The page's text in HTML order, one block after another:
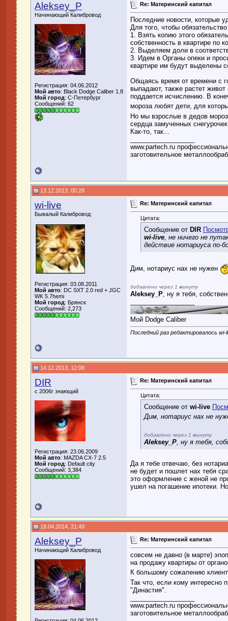
Aleksey_P
Начинающий Калибровод
Регистрация: 04.06.2012
Мой авто: Black Dodge Caliber 1.8
Мой город: C-Петербург
Сообщений: 62
Re: Материнский капитал
Последние новости, которые
Для того, чтобы
1. Взять копию этого
собственность в квартире по
2. Выделяем доли в
3. Идем в Органы опеки и
квартире им будут выделены
Общаясь время от времени с
выпадают, также растет
поддается исчислению. В
мороза любят дети, для
Но мы взрослые в дедов
сердца замученных
Как-то, так...
www.partech.ru
заготовительное
13.12.2013, 00:28
wi-live
Бывалый Калибровод
Регистрация: 03.08.2011
Мой авто: DC SXT 2.0 red + JGC
WK 5.7hemi
Мой город: Брянск
Сообщений: 2,273
Re: Материнский капитал
Цитата:
Сообщение от DIR
wi-live, не ничего не
действие нотариуса по-
Дим, нотариус нах не нужен
добавлено через 1 минуту
Aleksey_P, ну я тебя,
Мой Dodge Caliber
Последний раз редактировалось
14.12.2013, 12:08
DIR
с 2006г знающий
Регистрация: 23.06.2009
Мой авто: MAZDA CX-7 2.5
Мой город: Default city
Сообщений: 3,384
Re: Материнский капитал
Цитата:
Сообщение от wi-live
Дим, нотариус нах не
добавлено через 1 минуту
Aleksey_P, ну я тебя,
Да я тебе отвечаю, без
не будет и пошлет нах тебя
это оформление с женой не
ушел на погашение ипотеки.
18.04.2014, 21:49
Aleksey_P
Начинающий Калибровод
Re: Материнский капитал
совсем не давно (в марте)
на продажу квартиры от
К большому сожалению
Так что, если кому
"Династия".
www.partech.ru
заготовительное